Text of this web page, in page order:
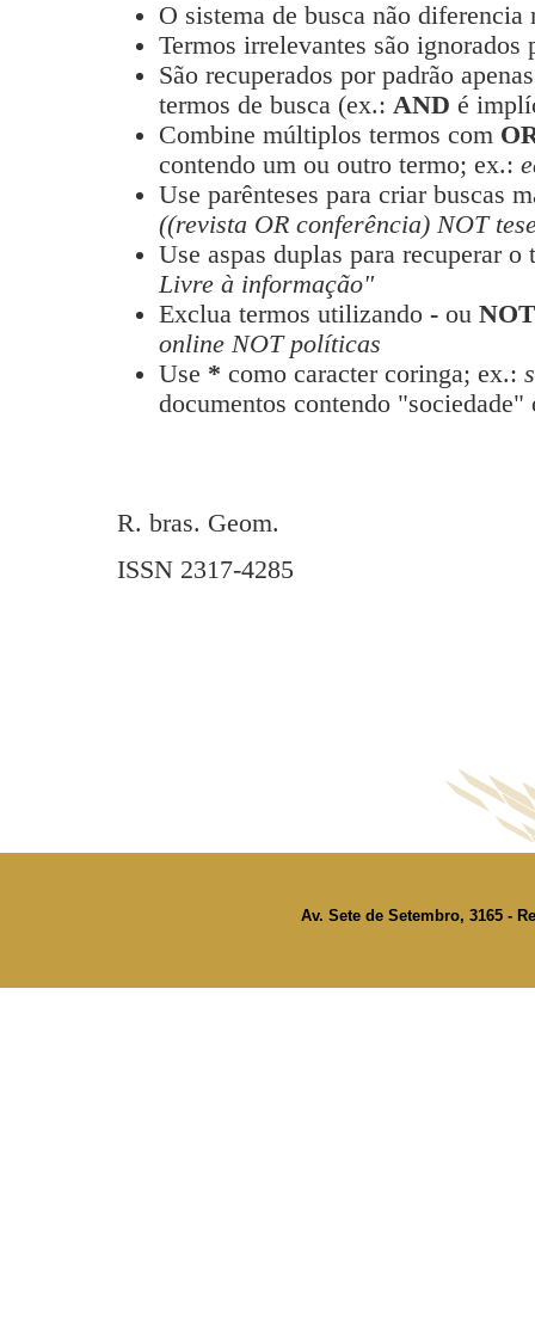
O sistema de busca não
Termos irrelevantes são ignorados
São recuperados por padrão
termos de busca (ex.: AND é
Combine múltiplos termos com
contendo um ou outro termo; ex.:
Use parênteses para criar buscas
((revista OR conferência) NOT
Use aspas duplas para recuperar
Livre à informação"
Exclua termos utilizando - ou NOT
online NOT políticas
Use * como caracter coringa; ex.:
documentos contendo
R. bras. Geom.
ISSN 2317-4285
Av. Sete de Setembro, 3165 -